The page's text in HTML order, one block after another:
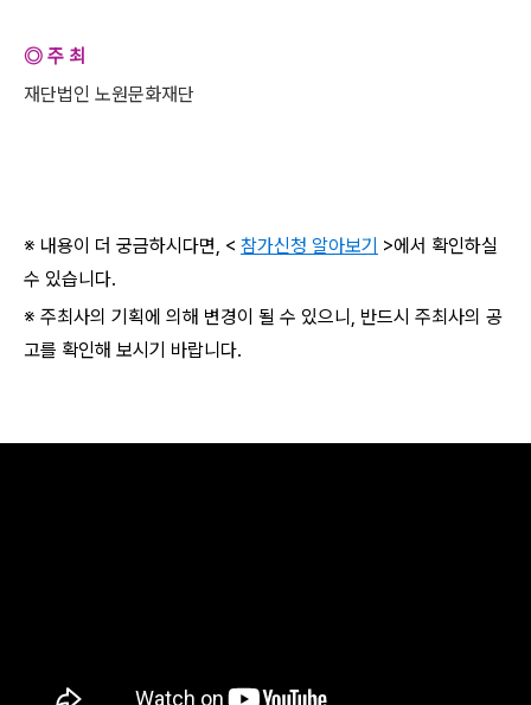
◎ 주 최
재단법인 노원문화재단
※ 내용이 더 궁금하시다면, < 참가신청 알아보기 >에서 확인하실
수 있습니다.
※ 주최사의 기획에 의해 변경이 될 수 있으니, 반드시 주최사의 공
고를 확인해 보시기 바랍니다.